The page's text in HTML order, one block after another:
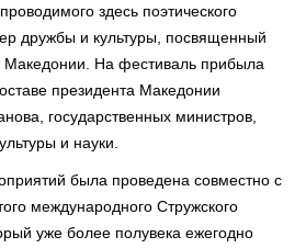
здесь поэтического
дружбы и культуры, посвященный
Македонии. На фестиваль прибыла
президента Македонии
государственных министров,
и науки.
была проведена совместно с
международного Стружского
уже более полувека ежегодно